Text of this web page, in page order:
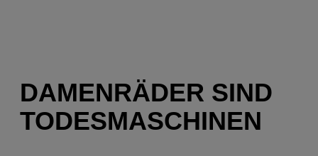
DAMENRÄDER SIND
TODESMASCHINEN